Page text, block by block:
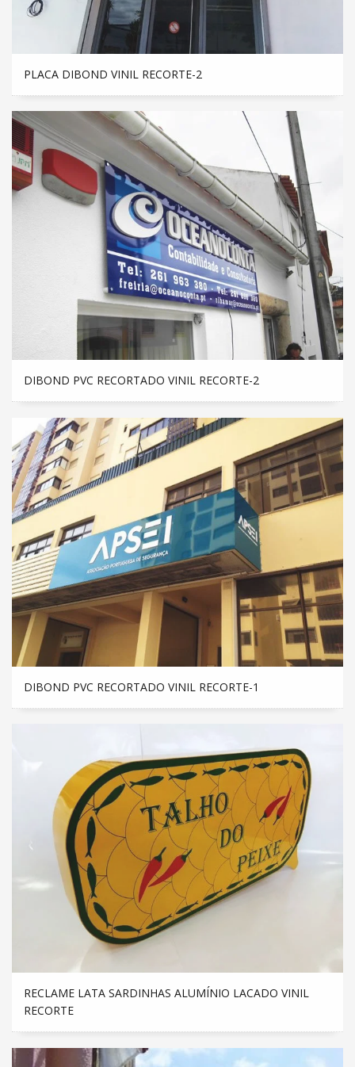
PLACA DIBOND VINIL RECORTE-2
DIBOND PVC RECORTADO VINIL RECORTE-2
DIBOND PVC RECORTADO VINIL RECORTE-1
RECLAME LATA SARDINHAS ALUMÍNIO LACADO VINIL
RECORTE